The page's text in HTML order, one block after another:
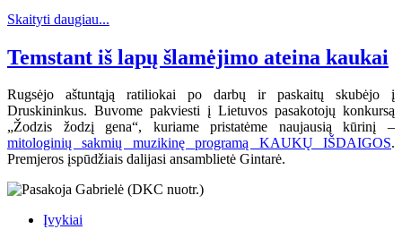
Skaityti daugiau...
Temstant iš lapų šlamėjimo ateina kaukai
Rugsėjo aštuntąją ratiliokai po darbų ir paskaitų skubėjo į
Druskininkus. Buvome pakviesti į Lietuvos pasakotojų konkursą
„Žodzis žodzį gena“, kuriame pristatėme naujausią kūrinį –
mitologinių sakmių muzikinę programą KAUKŲ IŠDAIGOS.
Premjeros įspūdžiais dalijasi ansamblietė Gintarė.
Įvykiai